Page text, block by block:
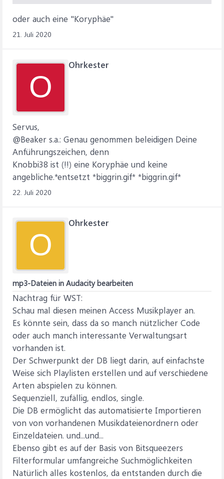
oder auch eine "Koryphäe"
21. Juli 2020
O
Ohrkester
Servus,
@Beaker s.a.: Genau genommen beleidigen Deine
Anführungszeichen, denn
Knobbi38 ist (!!) eine Koryphäe und keine
angebliche.*entsetzt *biggrin.gif* *biggrin.gif*
22. Juli 2020
O
Ohrkester
mp3-Dateien in Audacity bearbeiten
Nachtrag für WST:
Schau mal diesen meinen Access Musikplayer an.
Es könnte sein, dass da so manch nützlicher Code
oder auch manch interessante Verwaltungsart
vorhanden ist.
Der Schwerpunkt der DB liegt darin, auf einfachste
Weise sich Playlisten erstellen und auf verschiedene
Arten abspielen zu können.
Sequenziell, zufällig, endlos, single.
Die DB ermöglicht das automatisierte Importieren
von von vorhandenen Musikdateienordnern oder
Einzeldateien. und...und...
Ebenso gibt es auf der Basis von Bitsqueezers
Filterformular umfangreiche Suchmöglichkeiten
Natürlich alles kostenlos, da entstanden durch die